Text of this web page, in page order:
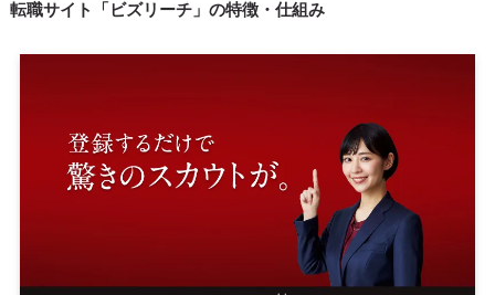
転職サイト「ビズリーチ」の特徴・仕組み